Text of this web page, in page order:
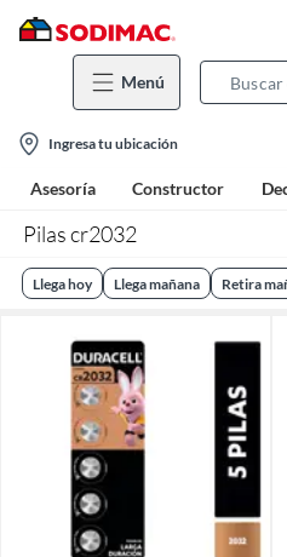
Menú
location-
icon
Ingresa tu ubicación
Asesoría Constructor
Pilas cr2032
Llega hoy Llega mañana Retira